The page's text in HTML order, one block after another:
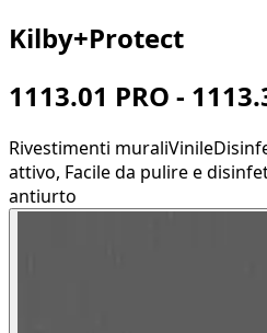
Kilby+Protect
1113.01 PRO -
Rivestimenti muraliVinile
attivo, Facile da pulire e
antiurto